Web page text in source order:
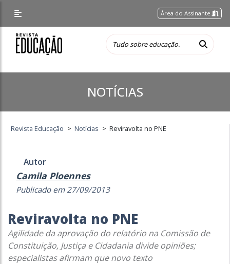
Área do Assinante
NOTÍCIAS
Revista Educação > Notícias > Reviravolta no PNE
Autor
Camila Ploennes
Publicado em 27/09/2013
Reviravolta no PNE
Agilidade da aprovação do relatório na Comissão de
Constituição, Justiça e Cidadania divide opiniões;
especialistas afirmam que novo texto